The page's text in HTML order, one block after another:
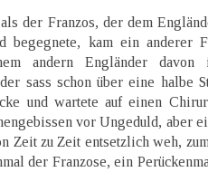
der Franzos, der dem
begegnete, kam ein anderer
andern Engländer davon
sass schon über eine halbe
und wartete auf einen
vor Ungeduld, aber
Zeit zu Zeit entsetzlich weh,
der Franzose, ein